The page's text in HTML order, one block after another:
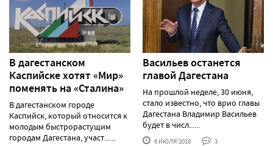
В дагестанском
Каспийске хотят «Мир»
поменять на «Сталина»
В дагестанском городе
Каспийск, который относится к
молодым быстрорастущим
городам Дагестана, участ......
Васильев останется
главой Дагестана
На прошлой неделе, 30 июня,
стало известно, что врио главы
Дагестана Владимир Васильев
будет в числ......
6 ИЮЛЯ'2018 3